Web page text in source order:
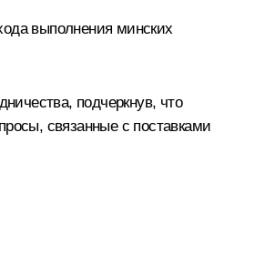
выполнения минских
подчеркнув, что
связанные с поставками